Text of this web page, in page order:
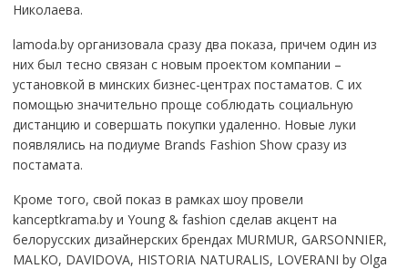
Николаева.
lamoda.by организовала сразу два показа, причем один из
них был тесно связан с новым проектом компании –
установкой в минских бизнес-центрах постаматов. С их
помощью значительно проще соблюдать социальную
дистанцию и совершать покупки удаленно. Новые луки
появлялись на подиуме Brands Fashion Show сразу из
постамата.
Кроме того, свой показ в рамках шоу провели
kanceptkrama.by и Young & fashion сделав акцент на
белорусских дизайнерских брендах MURMUR, GARSONNIER,
MALKO, DAVIDOVA, HISTORIA NATURALIS, LOVERANI by Olga